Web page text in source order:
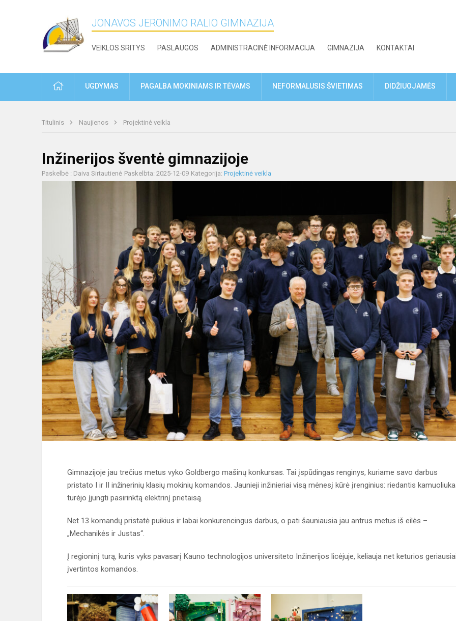
JONAVOS JERONIMO RALIO GIMNAZIJA
VEIKLOS SRITYS PASLAUGOS ADMINISTRACINĖ INFORMACIJA GIMNAZIJA KONTAKTAI
PRADŽIAUGDYMAS PAGALBA MOKINIAMS IR TĖVAMS NEFORMALUSIS ŠVIETIMAS DIDŽIUOJAMĖS
Titulinis Naujienos Projektinė veikla
Inžinerijos šventė gimnazijoje
Paskelbė : Daiva Sirtautienė Paskelbta: 2025-12-09 Kategorija: Projektinė veikla
Gimnazijoje jau trečius metus vyko Goldbergo mašinų konkursas. Tai įspūdingas renginys, kuriame savo darbus
pristato I ir II inžinerinių klasių mokinių komandos. Jaunieji inžinieriai visą mėnesį kūrė įrenginius: riedantis
turėjo įjungti pasirinktą elektrinį prietaisą.
Net 13 komandų pristatė puikius ir labai konkurencingus darbus, o pati šauniausia jau antrus metus iš eilės –
„Mechanikės ir Justas“.
Į regioninį turą, kuris vyks pavasarį Kauno technologijos universiteto Inžinerijos licėjuje, keliauja net keturios geriausiai
įvertintos komandos.